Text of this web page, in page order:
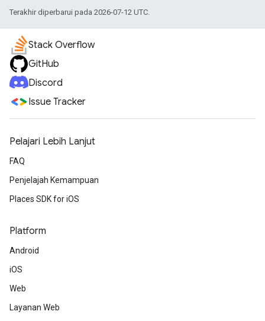
Terakhir diperbarui pada 2026-07-12 UTC.
Stack Overflow
GitHub
Discord
Issue Tracker
Pelajari Lebih Lanjut
FAQ
Penjelajah Kemampuan
Places SDK for iOS
Platform
Android
iOS
Web
Layanan Web